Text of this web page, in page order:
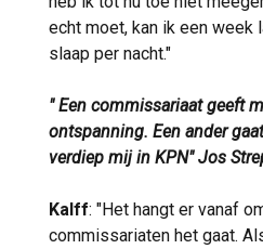
echt moet, kan ik een week
slaap per nacht."
" Een commissariaat geeft
ontspanning. Een ander
verdiep mij in KPN" Jos
Kalff: "Het hangt er vanaf
commissariaten het gaat.